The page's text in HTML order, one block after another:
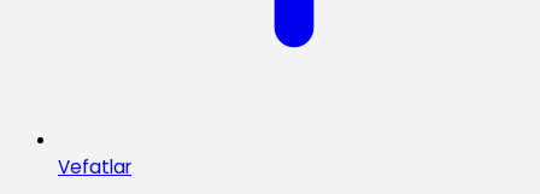
Vefatlar